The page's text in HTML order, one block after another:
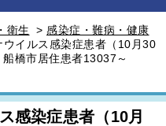
衛生 > 感染症・難病・健康
ウイルス感染症患者（10月30
橋市居住患者13037～
感染症患者（10月